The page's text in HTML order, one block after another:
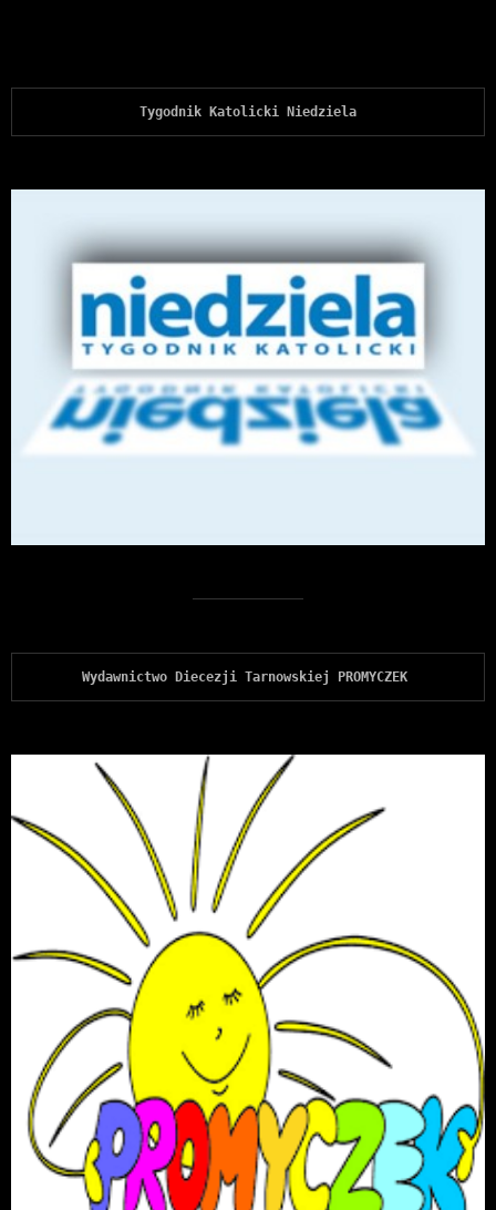
Tygodnik Katolicki Niedziela
Wydawnictwo Diecezji Tarnowskiej PROMYCZEK